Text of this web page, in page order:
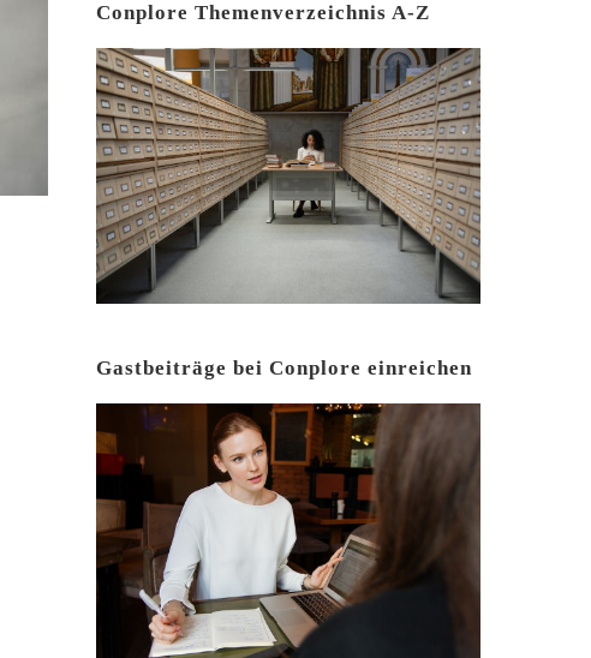
Conplore Themenverzeichnis A-Z
Gastbeiträge bei Conplore einreichen